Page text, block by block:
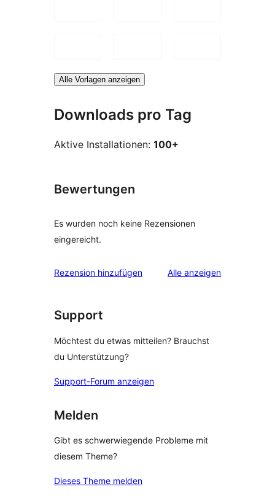
Alle Vorlagen anzeigen
Downloads pro Tag
Aktive Installationen: 100+
Bewertungen
Es wurden noch keine Rezensionen
eingereicht.
Rezension hinzufügen Alle Rezensionen
anzeigen
Support
Möchtest du etwas mitteilen? Brauchst
du Unterstützung?
Support-Forum anzeigen
Melden
Gibt es schwerwiegende Probleme mit
diesem Theme?
Dieses Theme melden